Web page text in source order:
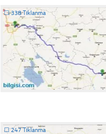
☐338 Tıklanma
☐247 Tıklanma